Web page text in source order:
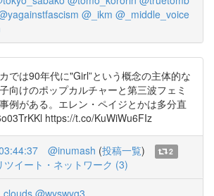
@_ikm @_middle_voice
では90年代に"Girl”という概念の主体的な
向けのポップカルチャーと第三波フェミ
例がある。エレン・ペイジとかは多分直
https://t.co/KuWiWu6FIz
@inumash (投稿一覧)
2
ツイート・ネットワーク (3)
@wyswyg3